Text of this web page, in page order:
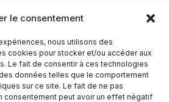
le consentement
nous utilisons des
cookies pour stocker et/ou accéder aux
Le fait de consentir à ces technologies
données telles que le comportement
sur ce site. Le fait de ne pas
consentement peut avoir un effet négatif
elles vraiment à limiter les nœuds ?
en bain d’huile peuvent former
indirectement à limiter la
Article suivant→